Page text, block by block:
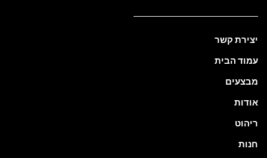
יצירת קשר
עמוד הבית
מבצעים
אודות
ריהוט
חנות